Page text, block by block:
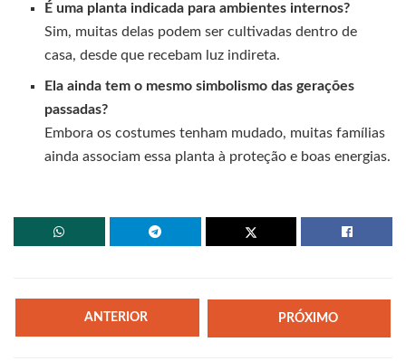
É uma planta indicada para ambientes internos?
Sim, muitas delas podem ser cultivadas dentro de
casa, desde que recebam luz indireta.
Ela ainda tem o mesmo simbolismo das gerações
passadas?
Embora os costumes tenham mudado, muitas famílias
ainda associam essa planta à proteção e boas energias.
ANTERIOR PRÓXIMO